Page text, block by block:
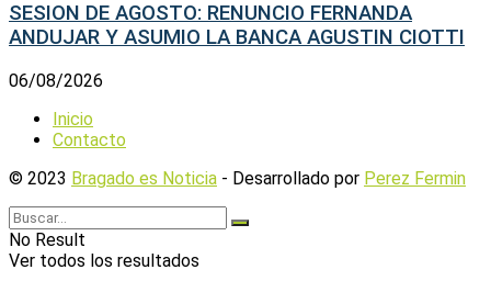
SESION DE AGOSTO: RENUNCIO FERNANDA
ANDUJAR Y ASUMIO LA BANCA AGUSTIN CIOTTI
06/08/2026
Inicio
Contacto
© 2023 Bragado es Noticia - Desarrollado por Perez Fermin
No Result
Ver todos los resultados